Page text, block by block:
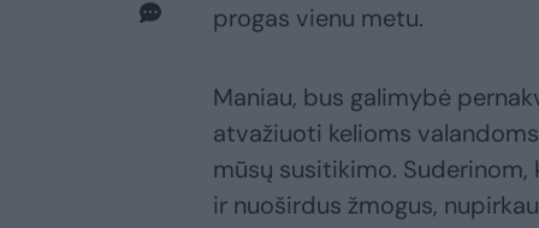
progas vienu metu.
Maniau, bus galimybė
atvažiuoti kelioms
mūsų susitikimo.
ir nuoširdus žmogus,